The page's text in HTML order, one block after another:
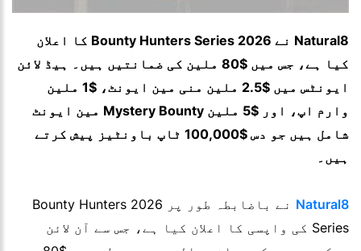
Natural8 نے 2026 Bounty Hunters Series کا اعلان
کیا ہے، جس میں $80 ملین کی ضمانتیں ہیں۔ ہیڈ لائن
ایونٹس میں $2.5 ملین منی مین ایونٹ، $1 ملین
وارم اپ، اور $5 ملین Mystery Bounty مین ایونٹ
شامل ہیں جو دس $100,000 ٹاپ باونٹیز پیش کرتے
ہیں۔
Natural8
نے باضابطہ طور پر 2026 Bounty Hunters
Series کی واپسی کا اعلان کیا ہے، جس سے آن لائن